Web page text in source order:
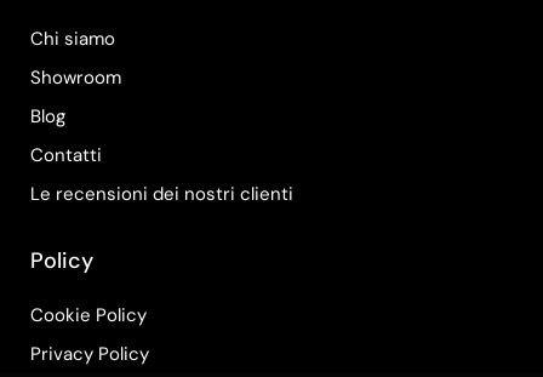
Chi siamo
Showroom
Blog
Contatti
Le recensioni dei nostri clienti
Policy
Cookie Policy
Privacy Policy